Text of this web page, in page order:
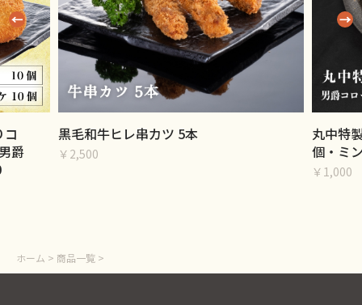
爵
黒毛和牛ヒレ串カツ 5本
￥2,500
丸中特
個・ミ
￥1,000
ホーム > 商品一覧 >